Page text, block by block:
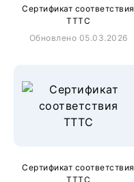
Сертификат соответствия
ТТТС
Обновлено 05.03.2026
Сертификат соответствия
ТТТС